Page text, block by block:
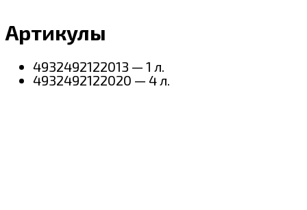
Артикулы
4932492122013 — 1 л.
4932492122020 — 4 л.